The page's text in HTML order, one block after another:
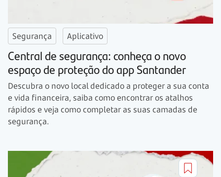
Segurança Aplicativo
Central de segurança: conheça o novo
espaço de proteção do app Santander
Descubra o novo local dedicado a proteger a sua conta
e vida financeira, saiba como encontrar os atalhos
rápidos e veja como completar as suas camadas de
segurança.